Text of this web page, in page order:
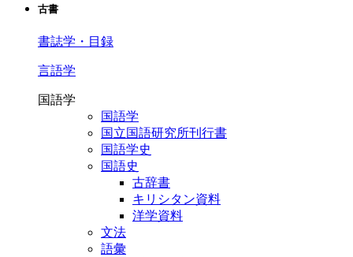
古書
書誌学・目録
言語学
国語学
国語学
国立国語研究所刊行書
国語学史
国語史
古辞書
キリシタン資料
洋学資料
文法
語彙